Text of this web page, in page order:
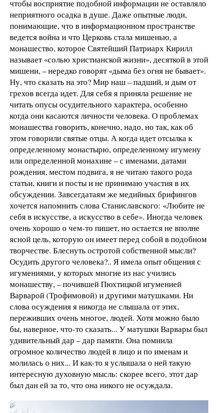
чтобы восприятие подобной информации не оставляло
неприятного осадка в душе. Даже опытные люди,
понимающие, что в информационном пространстве
ведется война и что Церковь стала мишенью, а
монашество, которое Святейший Патриарх Кирилл
называет «солью христианской жизни», десяткой в этой
мишени, – нередко говорят «дыма без огня не бывает».
Ну, что сказать на это? Мир наш – падший, и дым от
грехов всегда идет. Для себя я приняла решение не
читать опусы осудительного характера, особенно
когда они касаются личности человека. О проблемах
монашества говорить, конечно, надо, но так, как об
этом говорили святые отцы. А когда идет отсылка к
определенному монастырю, определенному игумену
или определенной монахине – с именами, датами
рождения, местом подвига, я не читаю такого рода
статьи, книги и посты и не принимаю участия в их
обсуждении. Завсегдатаям же медийных брифингов
хочется напомнить слова Станиславского: «Любите не
себя в искусстве, а искусство в себе». Иногда человек
очень хорошо о чем-то пишет, но остается не вполне
ясной цель, которую он имеет перед собой в подобном
творчестве. Блеснуть остротой собственной мысли?
Осудить другого человека?.. Я имела опыт общения с
игумениями, у которых многие из нас учились
монашеству, – почившей Пюхтицкой игуменией
Варварой (Трофимовой) и другими матушками. Ни
слова осуждения я никогда не слышала от этих,
переживших очень многое, людей. Хотя можно было
бы, наверное, что-то сказать... У матушки Варвары был
удивительный дар – дар памяти. Она помнила
огромное количество людей в лицо и по именам и
молилась о них... И как-то я услышала о ней такую
интересную духовную мысль: скорее всего, этот дар
был дан ей за то, что она никого не осуждала.